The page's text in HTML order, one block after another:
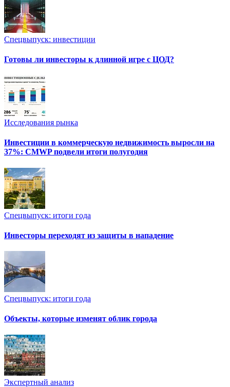
Спецвыпуск: инвестиции
Готовы ли инвесторы к длинной игре с ЦОД?
Исследования рынка
Инвестиции в коммерческую недвижимость выросли на
37%: CMWP подвели итоги полугодия
Спецвыпуск: итоги года
Инвесторы переходят из защиты в нападение
Спецвыпуск: итоги года
Объекты, которые изменят облик города
Экспертный анализ